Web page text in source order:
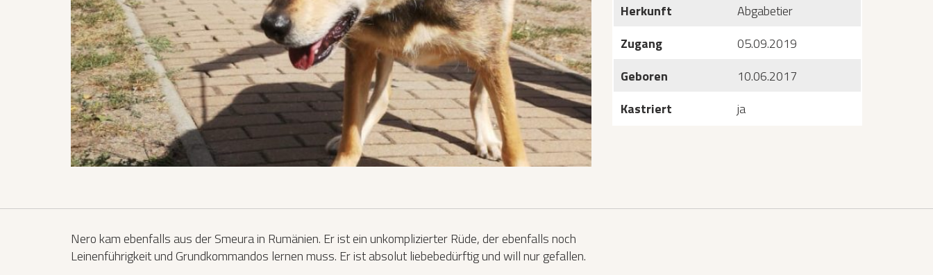
Projekte 2022
Projekte 2023
Projekte 2024
Organisation
Bundesfreiwilligendienst/Praktikum
Testament
Katzen vorlesen
Herkunft
Abgabetier
Zugang
05.09.2019
Geboren
10.06.2017
Kastriert
ja
Nero kam ebenfalls aus der Smeura in Rumänien. Er ist ein unkomplizierter Rüde, der ebenfalls noch
Leinenführigkeit und Grundkommandos lernen muss. Er ist absolut liebebedürftig und will nur gefallen.